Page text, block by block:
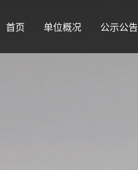
首页 单位概况 公示公告